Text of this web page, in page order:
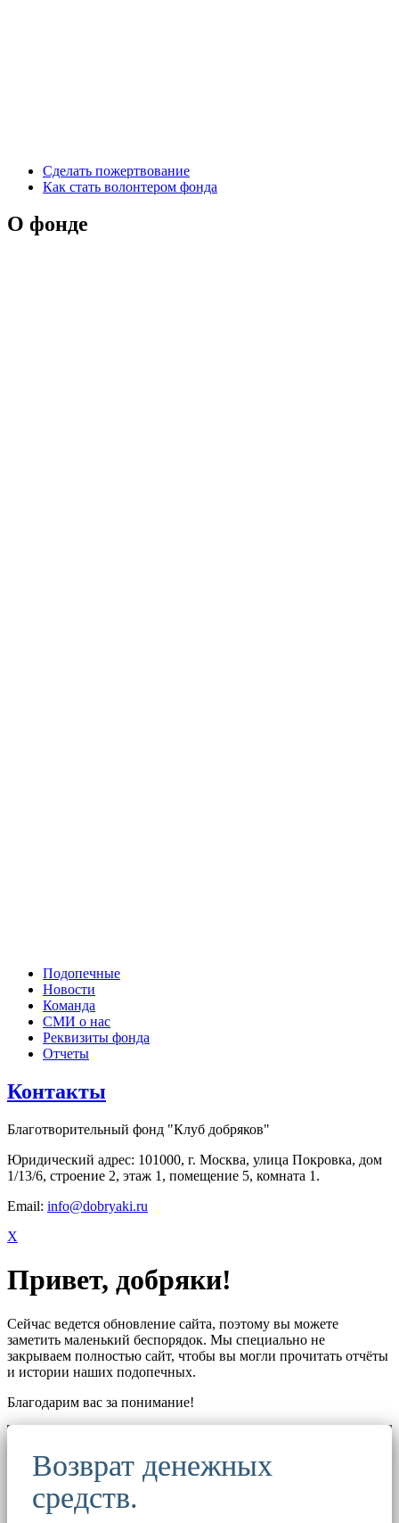
Сделать пожертвование
Как стать волонтером фонда
О фонде
Подопечные
Новости
Команда
СМИ о нас
Реквизиты фонда
Отчеты
Контакты
Благотворительный фонд "Клуб добряков"
Юридический адрес: 101000, г. Москва, улица Покровка, дом
1/13/6, строение 2, этаж 1, помещение 5, комната 1.
Email: info@dobryaki.ru
X
Привет, добряки!
Сейчас ведется обновление сайта, поэтому вы можете
заметить маленький беспорядок. Мы специально не
закрываем полностью сайт, чтобы вы могли прочитать отчёты
и истории наших подопечных.
Благодарим вас за понимание!
Возврат денежных
средств.